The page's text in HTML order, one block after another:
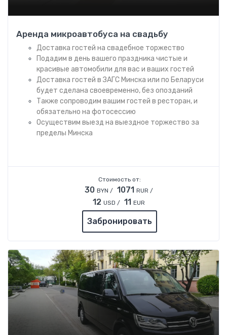
Аренда микроавтобуса на свадьбу
Доставка гостей на свадебное торжество
Подадим в день вашего праздника чистые и
красивые автомобили для вас и ваших гостей
Доставка гостей в ЗАГС Минска или по Беларуси
будет сделана своевременно, без опозданий
Также сопроводим вашим гостей в ресторан, и
обязательно на фотосессию
Осуществим выезд на выездное торжество за
пределы Минска
Стоимость от:
30 BYN / 1071 RUR /
12 USD / 11 EUR
Забронировать